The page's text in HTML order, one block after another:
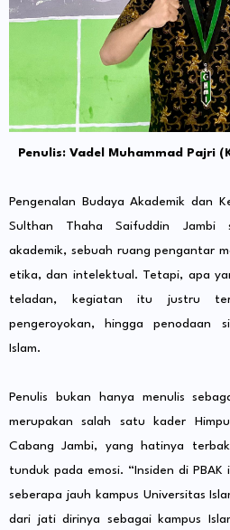
Penulis: Vadel Muhammad Pajri
Pengenalan Budaya Akademik dan
Sulthan Thaha Saifuddin Jambi
akademik, sebuah ruang pengantar
etika, dan intelektual. Tetapi, apa
teladan, kegiatan itu justru
pengeroyokan, hingga penodaan
Islam.
Penulis bukan hanya menulis
merupakan salah satu kader
Cabang Jambi, yang hatinya
tunduk pada emosi. “Insiden di
seberapa jauh kampus Universitas
dari jati dirinya sebagai kampus